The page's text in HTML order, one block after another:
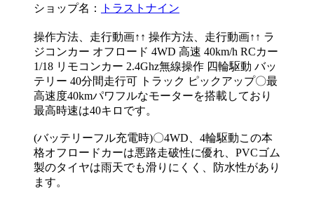
ショップ名： トラストナイン
操作方法、走行動画↑↑ 操作方法、走行動画↑↑ ラ
ジコンカー オフロード 4WD 高速 40km/h RCカー
1/18 リモコンカー 2.4Ghz無線操作 四輪駆動 バッ
テリー 40分間走行可 トラック ピックアップ〇最
高速度40kmパワフルなモーターを搭載しており
最高時速は40キロです。
(バッテリーフル充電時)〇4WD、4輪駆動この本
格オフロードカーは悪路走破性に優れ、PVCゴム
製のタイヤは雨天でも滑りにくく、防水性があり
ます。